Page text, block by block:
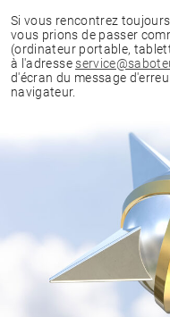
Si vous rencontrez
vous prions de passer
(ordinateur portable,
à l'adresse
d'écran du message
navigateur.